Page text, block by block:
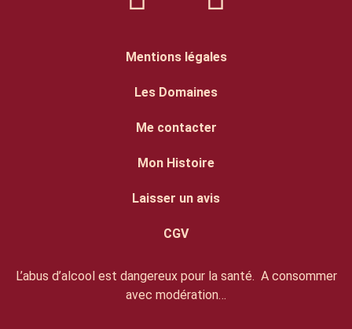
Mentions légales
Les Domaines
Me contacter
Mon Histoire
Laisser un avis
CGV
L’abus d’alcool est dangereux pour la santé. A consommer
avec modération…